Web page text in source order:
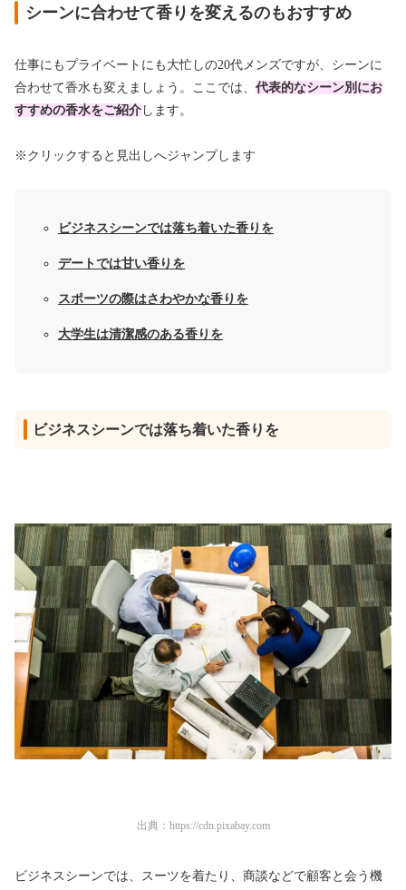
シーンに合わせて香りを変えるのもおすすめ
仕事にもプライベートにも大忙しの20代メンズですが、シーンに
合わせて香水も変えましょう。ここでは、 代表的なシーン別にお
すすめの香水をご紹介 します。
※クリックすると見出しへジャンプします
ビジネスシーンでは落ち着いた香りを
デートでは甘い香りを
スポーツの際はさわやかな香りを
大学生は清潔感のある香りを
ビジネスシーンでは落ち着いた香りを
出典： https://cdn.pixabay.com
ビジネスシーンでは、スーツを着たり、商談などで顧客と会う機